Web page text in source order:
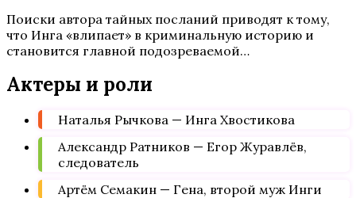
Поиски автора тайных посланий приводят к тому,
что Инга «влипает» в криминальную историю и
становится главной подозреваемой…
Актеры и роли
Наталья Рычкова — Инга Хвостикова
Александр Ратников — Егор Журавлёв,
следователь
Артём Семакин — Гена, второй муж Инги